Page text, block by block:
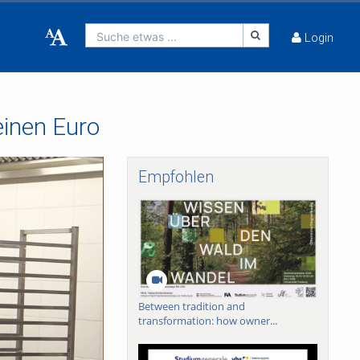
Suche etwas ... Login
Euro
Empfohlen
Between tradition and
transformation: how owner...